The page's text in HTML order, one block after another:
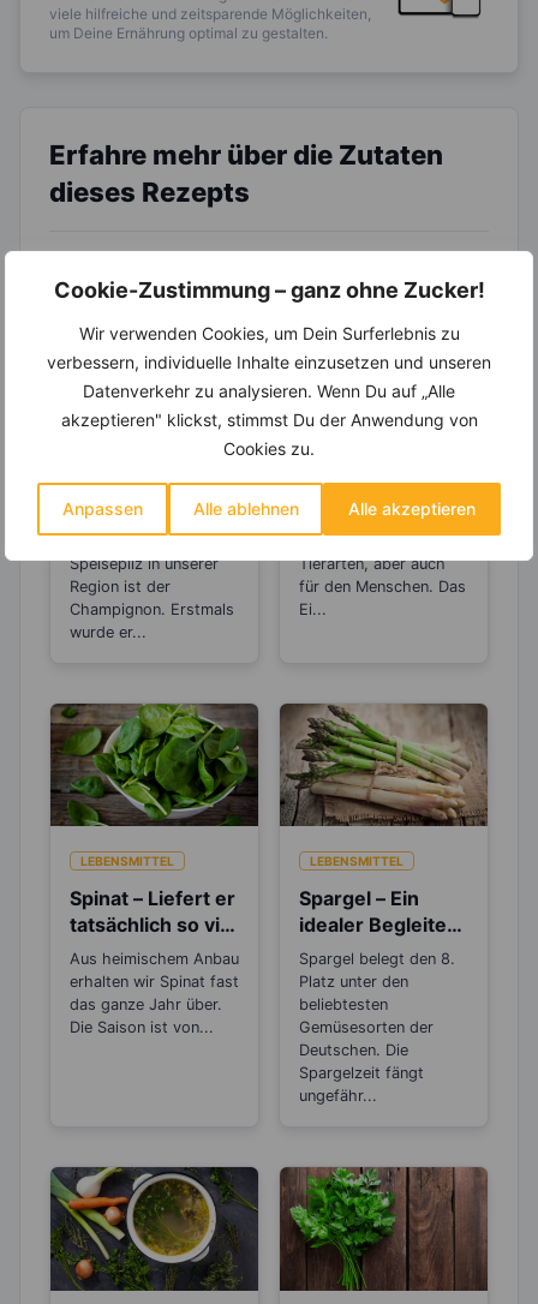
Cookie-Zustimmung – ganz ohne Zucker!
Wir verwenden Cookies, um Dein Surferlebnis zu
verbessern, individuelle Inhalte einzusetzen und unseren
Datenverkehr zu analysieren. Wenn Du auf „Alle
akzeptieren" klickst, stimmst Du der Anwendung von
Cookies zu.
Anpassen Alle ablehnen Alle akzeptieren
viele hilfreiche und zeitsparende Möglichkeiten,
um Deine Ernährung optimal zu gestalten.
Erfahre mehr über die Zutaten
dieses Rezepts
LEBENSMITTEL
Champignons
den
Alterungsprozes
s aus?
Der wohl bekannteste
und beliebteste
Speisepilz in unserer
Region ist der
Champignon. Erstmals
wurde er...
LEBENSMITTEL
Eier – Ist das
enthaltene
Cholesterin
gesundheitsschä
dlich?
Eier sind eine beliebte
Nahrung für zahlreiche
Tierarten, aber auch
für den Menschen. Das
Ei...
LEBENSMITTEL
Spinat – Liefert er
tatsächlich so viel
Eisen?
Aus heimischem Anbau
erhalten wir Spinat fast
das ganze Jahr über.
Die Saison ist von...
LEBENSMITTEL
Spargel – Ein
idealer Begleiter
beim Abnehmen
und Detoxen
Spargel belegt den 8.
Platz unter den
beliebtesten
Gemüsesorten der
Deutschen. Die
Spargelzeit fängt
ungefähr...